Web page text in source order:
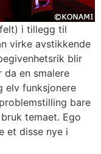
i tillegg til
virke avstikkende
blir
en smalere
elv funksjonere
bare
temaet. Ego
et disse nye i